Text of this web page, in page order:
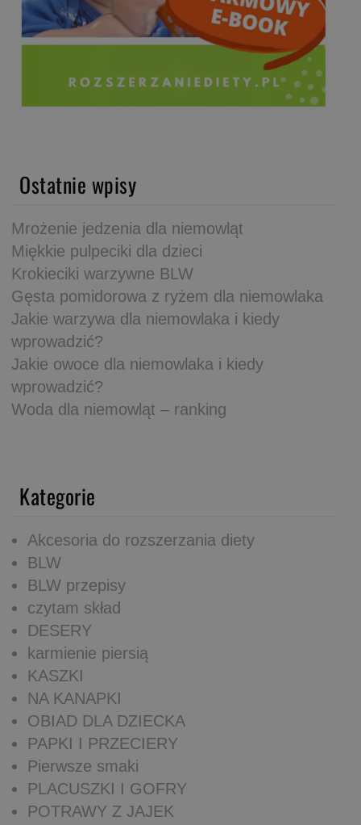
Ostatnie wpisy
Mrożenie jedzenia dla niemowląt
Miękkie pulpeciki dla dzieci
Krokieciki warzywne BLW
Gęsta pomidorowa z ryżem dla niemowlaka
Jakie warzywa dla niemowlaka i kiedy
wprowadzić?
Jakie owoce dla niemowlaka i kiedy
wprowadzić?
Woda dla niemowląt – ranking
Kategorie
Akcesoria do rozszerzania diety
BLW
BLW przepisy
czytam skład
DESERY
karmienie piersią
KASZKI
NA KANAPKI
OBIAD DLA DZIECKA
PAPKI I PRZECIERY
Pierwsze smaki
PLACUSZKI I GOFRY
POTRAWY Z JAJEK